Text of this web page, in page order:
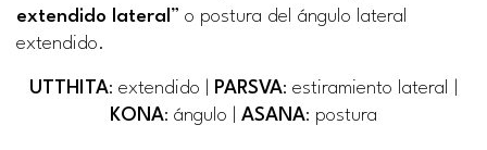
extendido lateral ” o postura del ángulo lateral
extendido.
UTTHITA: extendido | PARSVA: estiramiento lateral |
KONA: ángulo | ASANA: postura